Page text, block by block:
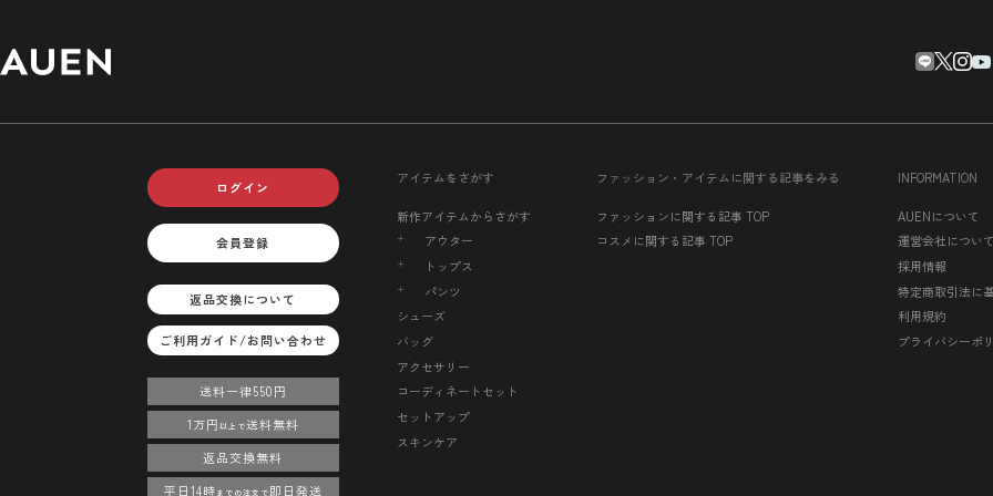
ログイン
会員登録
返品交換について
ご利用ガイド/お問い合わせ
送料一律550円
1万円 以上で送料無料
返品交換無料
平日14時 までの注文で 即日発送
アイテムをさがす
新作アイテムからさがす
アウター
トップス
パンツ
シューズ
バッグ
アクセサリー
コーディネートセット
セットアップ
スキンケア
ファッション・アイテムに関する記事をみる
ファッションに関する記事 TOP
コスメに関する記事 TOP
INFORMATION
AUENについて
運営会社について
採用情報
特定商取引法に
利用規約
プライバシーポ